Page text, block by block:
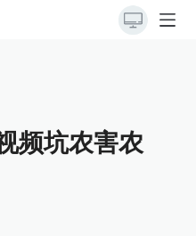
频坑农害农